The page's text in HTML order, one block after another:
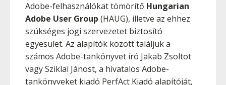
Adobe-felhasználókat tömörítő Hungarian
Adobe User Group (HAUG), illetve az ehhez
szükséges jogi szervezetet biztosító
egyesület. Az alapítók között találjuk a
számos Adobe-tankönyvet író Jakab Zsoltot
vagy Sziklai Jánost, a hivatalos Adobe-
tankönyveket kiadó PerfAct Kiadó alapítóját,